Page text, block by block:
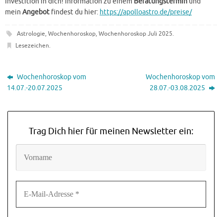
mein Angebot findest du hier: https://apolloastro.de/preise/
Astrologie, Wochenhoroskop, Wochenhoroskop Juli 2025.
Lesezeichen.
Wochenhoroskop vom
14.07.-20.07.2025
Wochenhoroskop vom
28.07.-03.08.2025
Trag Dich hier für meinen Newsletter ein: